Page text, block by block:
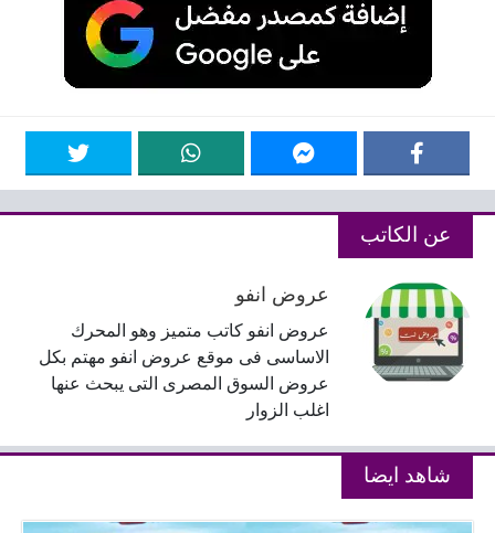
عن الكاتب
عروض انفو
عروض انفو كاتب متميز وهو المحرك
الاساسى فى موقع عروض انفو مهتم بكل
عروض السوق المصرى التى يبحث عنها
اغلب الزوار
شاهد ايضا